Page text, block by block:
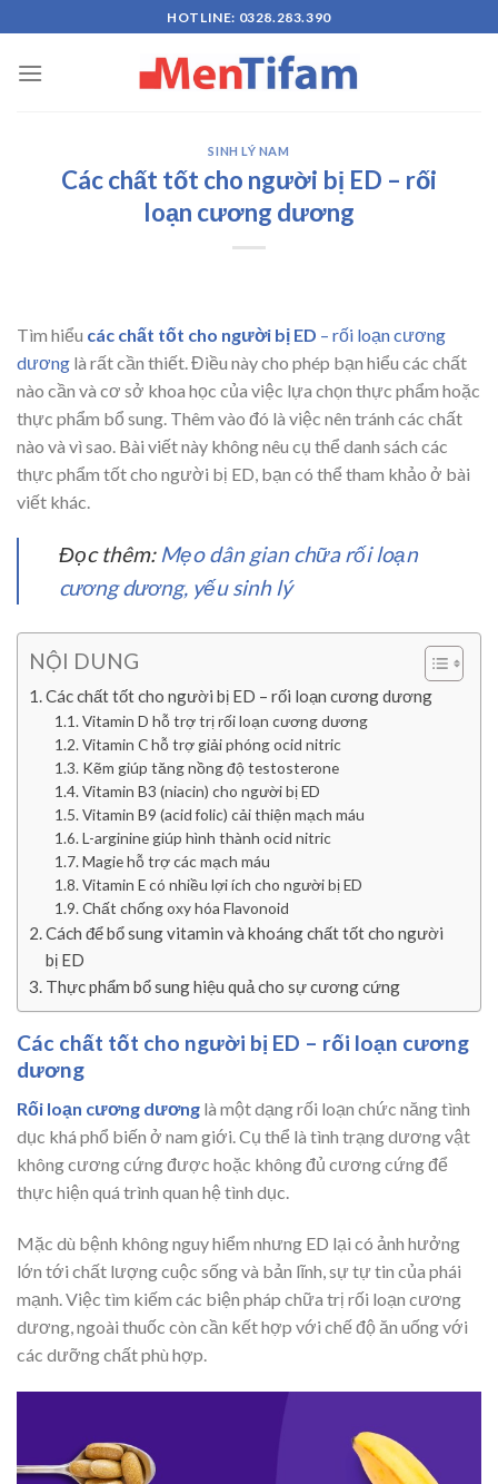
to
content
HOTLINE: 0328.283.390
SINH LÝ NAM
Các chất tốt cho người bị ED – rối
loạn cương dương
Tìm hiểu các chất tốt cho người bị ED – rối loạn cương
dương là rất cần thiết. Điều này cho phép bạn hiểu các chất
nào cần và cơ sở khoa học của việc lựa chọn thực phẩm hoặc
thực phẩm bổ sung. Thêm vào đó là việc nên tránh các chất
nào và vì sao. Bài viết này không nêu cụ thể danh sách các
thực phẩm tốt cho người bị ED, bạn có thể tham khảo ở bài
viết khác.
Đọc thêm: Mẹo dân gian chữa rối loạn
cương dương, yếu sinh lý
NỘI DUNG
Các chất tốt cho người bị ED – rối loạn cương dương
Vitamin D hỗ trợ trị rối loạn cương dương
Vitamin C hỗ trợ giải phóng ocid nitric
Kẽm giúp tăng nồng độ testosterone
Vitamin B3 (niacin) cho người bị ED
Vitamin B9 (acid folic) cải thiện mạch máu
L-arginine giúp hình thành ocid nitric
Magie hỗ trợ các mạch máu
Vitamin E có nhiều lợi ích cho người bị ED
Chất chống oxy hóa Flavonoid
Cách để bổ sung vitamin và khoáng chất tốt cho người
bị ED
Thực phẩm bổ sung hiệu quả cho sự cương cứng
Các chất tốt cho người bị ED – rối loạn cương
dương
Rối loạn cương dương là một dạng rối loạn chức năng tình
dục khá phổ biến ở nam giới. Cụ thể là tình trạng dương vật
không cương cứng được hoặc không đủ cương cứng để
thực hiện quá trình quan hệ tình dục.
Mặc dù bệnh không nguy hiểm nhưng ED lại có ảnh hưởng
lớn tới chất lượng cuộc sống và bản lĩnh, sự tự tin của phái
mạnh. Việc tìm kiếm các biện pháp chữa trị rối loạn cương
dương, ngoài thuốc còn cần kết hợp với chế độ ăn uống với
các dưỡng chất phù hợp.